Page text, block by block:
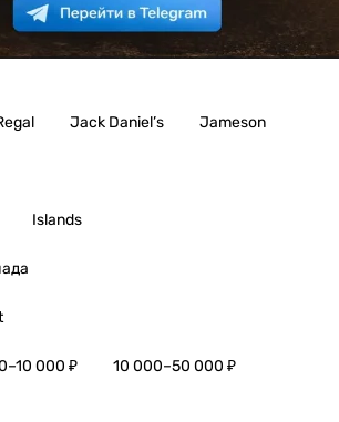
Jack Daniel’s Jameson
Islands
000 ₽ 10 000–50 000 ₽